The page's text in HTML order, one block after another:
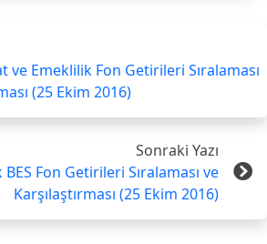
ve Emeklilik Fon Getirileri Sıralaması
(25 Ekim 2016)
Sonraki Yazı
Fon Getirileri Sıralaması ve
Karşılaştırması (25 Ekim 2016)